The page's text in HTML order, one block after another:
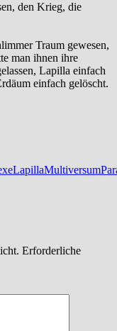
den Krieg, die
Traum gewesen,
man ihnen ihre
Lapilla einfach
einfach gelöscht.
LapillaMultiversum
Erforderliche